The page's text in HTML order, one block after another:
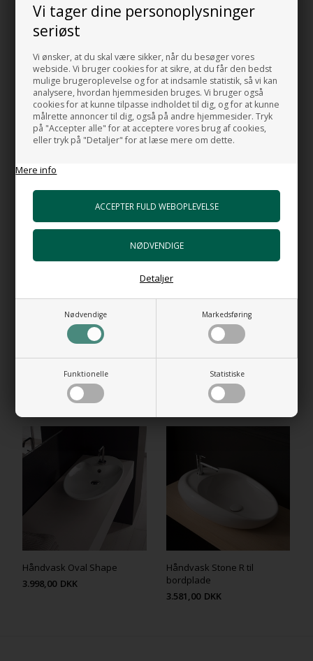
Vi tager dine personoplysninger
seriøst
Vi ønsker, at du skal være sikker, når du besøger vores
webside. Vi bruger cookies for at sikre, at du får den bedst
mulige brugeroplevelse og for at indsamle statistik, så vi kan
analysere, hvordan hjemmesiden bruges. Vi bruger også
cookies for at kunne tilpasse indholdet til dig, og for at kunne
målrette annoncer til dig, også på andre hjemmesider. Tryk
på "Accepter alle" for at acceptere vores brug af cookies,
eller tryk på "Detaljer" for at læse mere om dette.
Mere info
Nødvendige Markedsføring
Funktionelle Statistiske
Detaljer
Dybde: 38/23 cm
Højde: 8/16 cm
Design: Gianni Calisti og Massimiliano Braconi
MADE IN ITALY
porcelæn - Ovale Due
DKK DKK
Håndvask Oval Shape
3.998,00 DKK
Håndvask Stone R til
bordplade
3.581,00 DKK